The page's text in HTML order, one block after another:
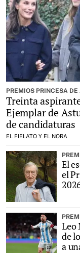
PREMIOS PRINCESA
Treinta
Ejemplar de
de candidaturas
EL FIELATO Y EL NORA
El
el
Leo
de
a